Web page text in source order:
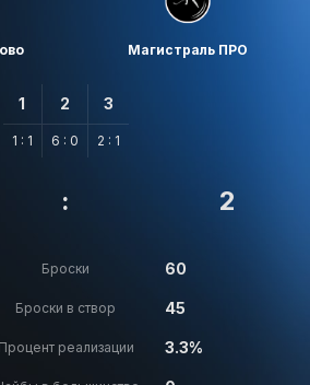
Магистраль ПРО
1
1 : 1
2
6 : 0
3
2 : 1
: 2
Броски 60
Броски в створ 45
Процент реализации 3.3%